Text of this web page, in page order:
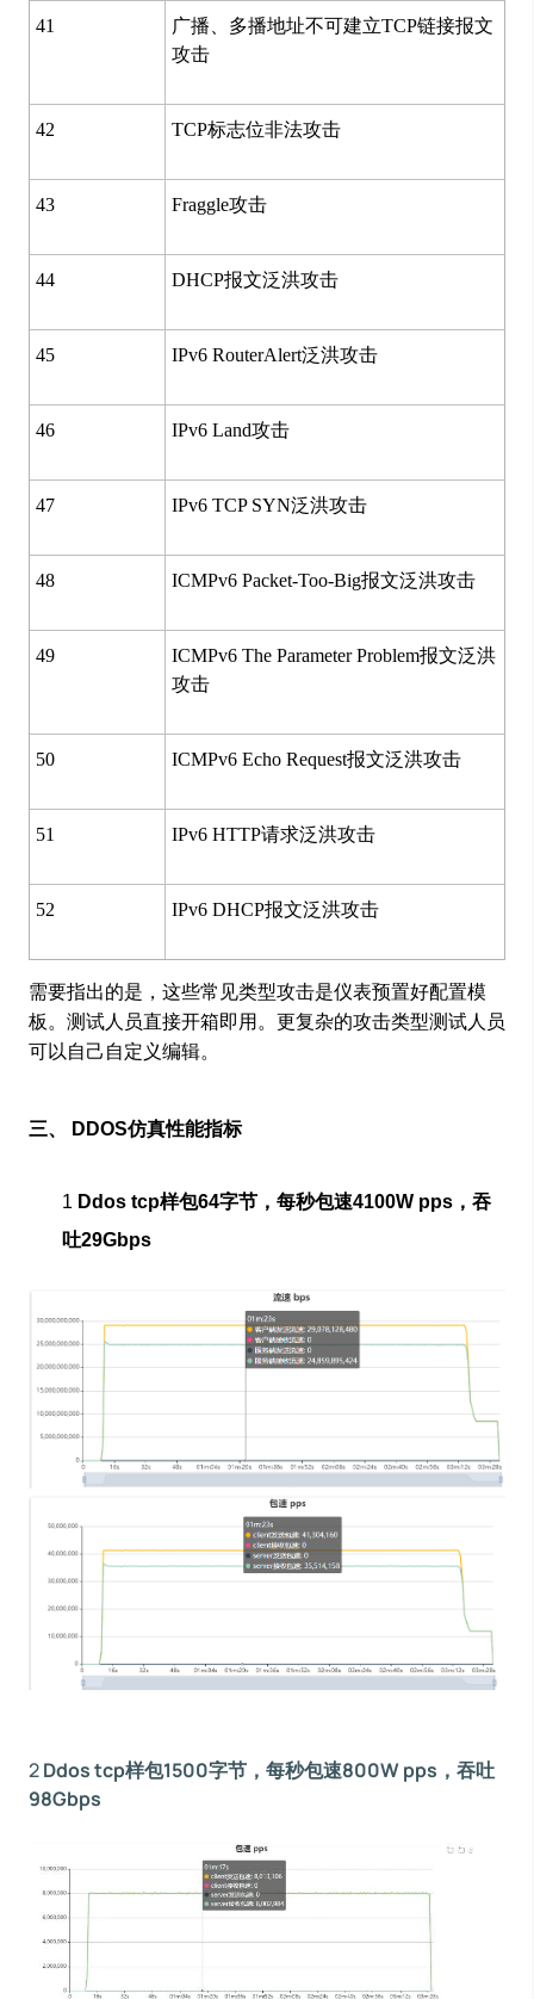
41
广播、多播地址不可建立TCP链接报文
攻击
42 TCP标志位非法攻击
43 Fraggle攻击
44 DHCP报文泛洪攻击
45 IPv6 RouterAlert泛洪攻击
46 IPv6 Land攻击
47 IPv6 TCP SYN泛洪攻击
48 ICMPv6 Packet-Too-Big报文泛洪攻击
49
ICMPv6 The Parameter Problem报文泛洪
攻击
50 ICMPv6 Echo Request报文泛洪攻击
51 IPv6 HTTP请求泛洪攻击
52 IPv6 DHCP报文泛洪攻击
需要指出的是，这些常见类型攻击是仪表预置好配置模
板。测试人员直接开箱即用。更复杂的攻击类型测试人员
可以自己自定义编辑。
三、 DDOS仿真性能指标
1 Ddos tcp样包64字节，每秒包速4100W pps，吞
吐29Gbps
2Ddos tcp样包1500字节，每秒包速800W pps，吞吐
98Gbps